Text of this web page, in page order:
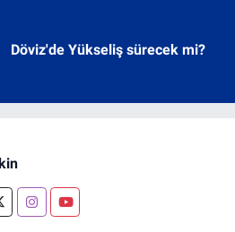
Döviz'de Yükseliş sürecek mi?